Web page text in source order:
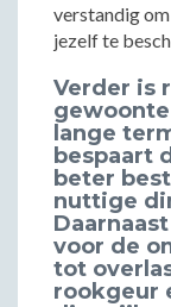
verstandig
jezelf te
Verder is
lange
bespaart
beter
nuttige
voor de
tot
rookgeur